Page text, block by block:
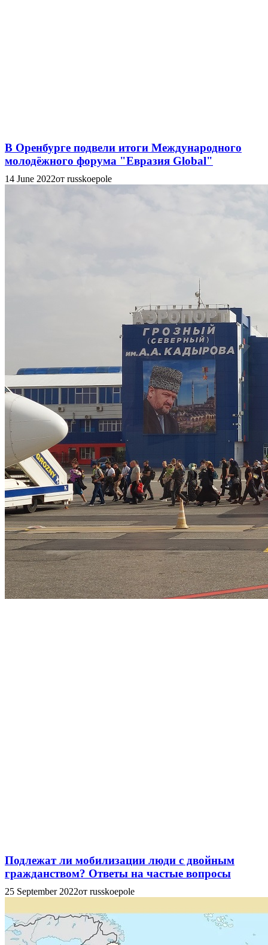
В Оренбурге подвели итоги Международного
молодёжного форума "Евразия Global"
14 June 2022от russkoepole
Подлежат ли мобилизации люди с двойным
гражданством? Ответы на частые вопросы
25 September 2022от russkoepole